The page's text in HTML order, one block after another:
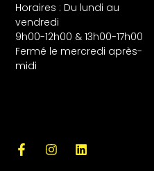
Horaires : Du lundi au
vendredi
9h00-12h00 & 13h00-17h00
Fermé le mercredi après-
midi